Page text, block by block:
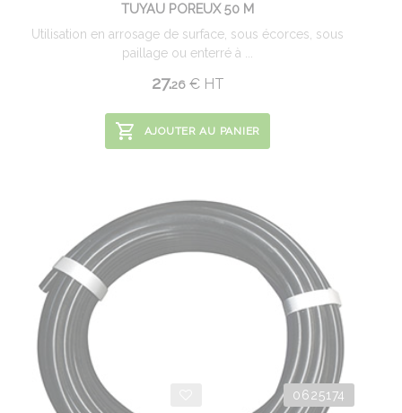
TUYAU POREUX 50 M
Utilisation en arrosage de surface, sous écorces, sous
paillage ou enterré à ...
27.26 €HT
AJOUTER AU PANIER
0625174